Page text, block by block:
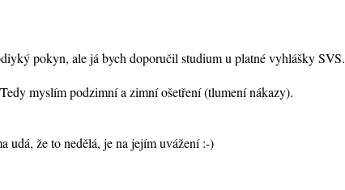
pokyn, ale já bych doporučil studium u platné vyhlášky SVS.
myslím podzimní a zimní ošetření (tlumení nákazy).
udá, že to nedělá, je na jejím uvážení :-)